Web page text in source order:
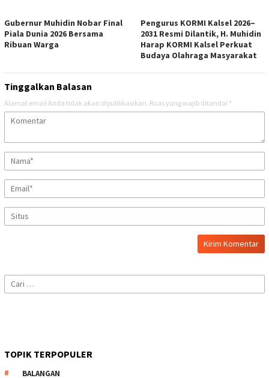
Gubernur Muhidin Nobar Final
Piala Dunia 2026 Bersama
Ribuan Warga
Pengurus KORMI Kalsel 2026–
2031 Resmi Dilantik, H. Muhidin
Harap KORMI Kalsel Perkuat
Budaya Olahraga Masyarakat
Tinggalkan Balasan
Alamat email Anda tidak akan dipublikasikan. Ruas yang wajib ditandai *
Cari
untuk:
TOPIK TERPOPULER
BALANGAN